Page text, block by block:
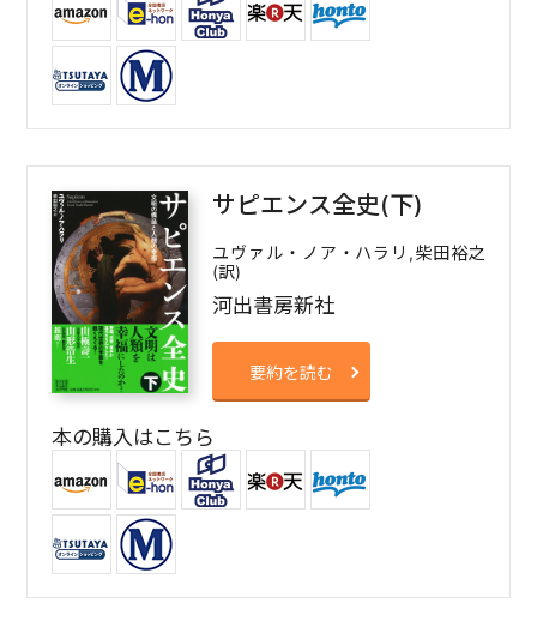
サピエンス全史(下)
ユヴァル・ノア・ハラリ,柴田裕之
(訳)
河出書房新社
要約を読む
本の購入はこちら